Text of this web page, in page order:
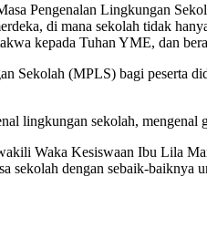
Pengenalan Lingkungan
di mana sekolah tidak
kepada Tuhan YME, dan
Sekolah (MPLS) bagi peserta
lingkungan sekolah, mengenal
Waka Kesiswaan Ibu Lila
sekolah dengan sebaik-baiknya